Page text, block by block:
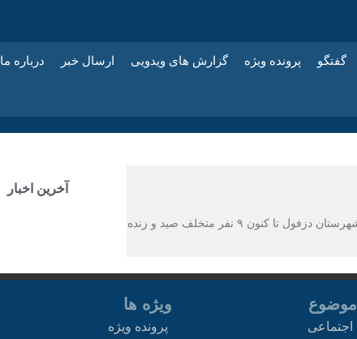
گفتگو پرونده ویژه گزارش های ویدویی ارسال خبر درباره ما
به گزارش دزمهراب در پی گشت و کنترل مأموران یگان حفاظت محیط زیست شهرستان دزفول تا کنون ۹ نفر متخلف صید و زنده
آخرین اخبار
موضوع
اجتماعی
ویژه ها
پرونده ویژه